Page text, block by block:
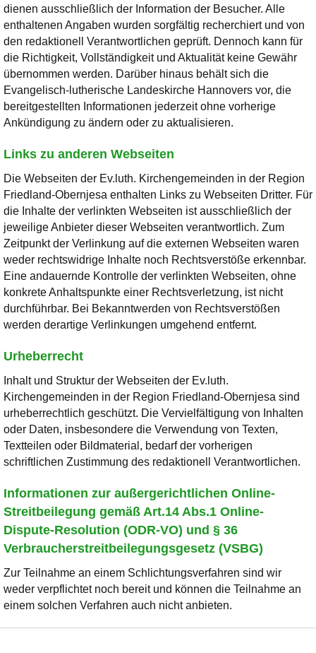
dienen ausschließlich der Information der Besucher. Alle
enthaltenen Angaben wurden sorgfältig recherchiert und von
den redaktionell Verantwortlichen geprüft. Dennoch kann für
die Richtigkeit, Vollständigkeit und Aktualität keine Gewähr
übernommen werden. Darüber hinaus behält sich die
Evangelisch-lutherische Landeskirche Hannovers vor, die
bereitgestellten Informationen jederzeit ohne vorherige
Ankündigung zu ändern oder zu aktualisieren.
Links zu anderen Webseiten
Die Webseiten der Ev.luth. Kirchengemeinden in der Region
Friedland-Obernjesa enthalten Links zu Webseiten Dritter. Für
die Inhalte der verlinkten Webseiten ist ausschließlich der
jeweilige Anbieter dieser Webseiten verantwortlich. Zum
Zeitpunkt der Verlinkung auf die externen Webseiten waren
weder rechtswidrige Inhalte noch Rechtsverstöße erkennbar.
Eine andauernde Kontrolle der verlinkten Webseiten, ohne
konkrete Anhaltspunkte einer Rechtsverletzung, ist nicht
durchführbar. Bei Bekanntwerden von Rechtsverstößen
werden derartige Verlinkungen umgehend entfernt.
Urheberrecht
Inhalt und Struktur der Webseiten der Ev.luth.
Kirchengemeinden in der Region Friedland-Obernjesa sind
urheberrechtlich geschützt. Die Vervielfältigung von Inhalten
oder Daten, insbesondere die Verwendung von Texten,
Textteilen oder Bildmaterial, bedarf der vorherigen
schriftlichen Zustimmung des redaktionell Verantwortlichen.
Informationen zur außergerichtlichen Online-
Streitbeilegung gemäß Art.14 Abs.1 Online-
Dispute-Resolution (ODR-VO) und § 36
Verbraucherstreitbeilegungsgesetz (VSBG)
Zur Teilnahme an einem Schlichtungsverfahren sind wir
weder verpflichtet noch bereit und können die Teilnahme an
einem solchen Verfahren auch nicht anbieten.